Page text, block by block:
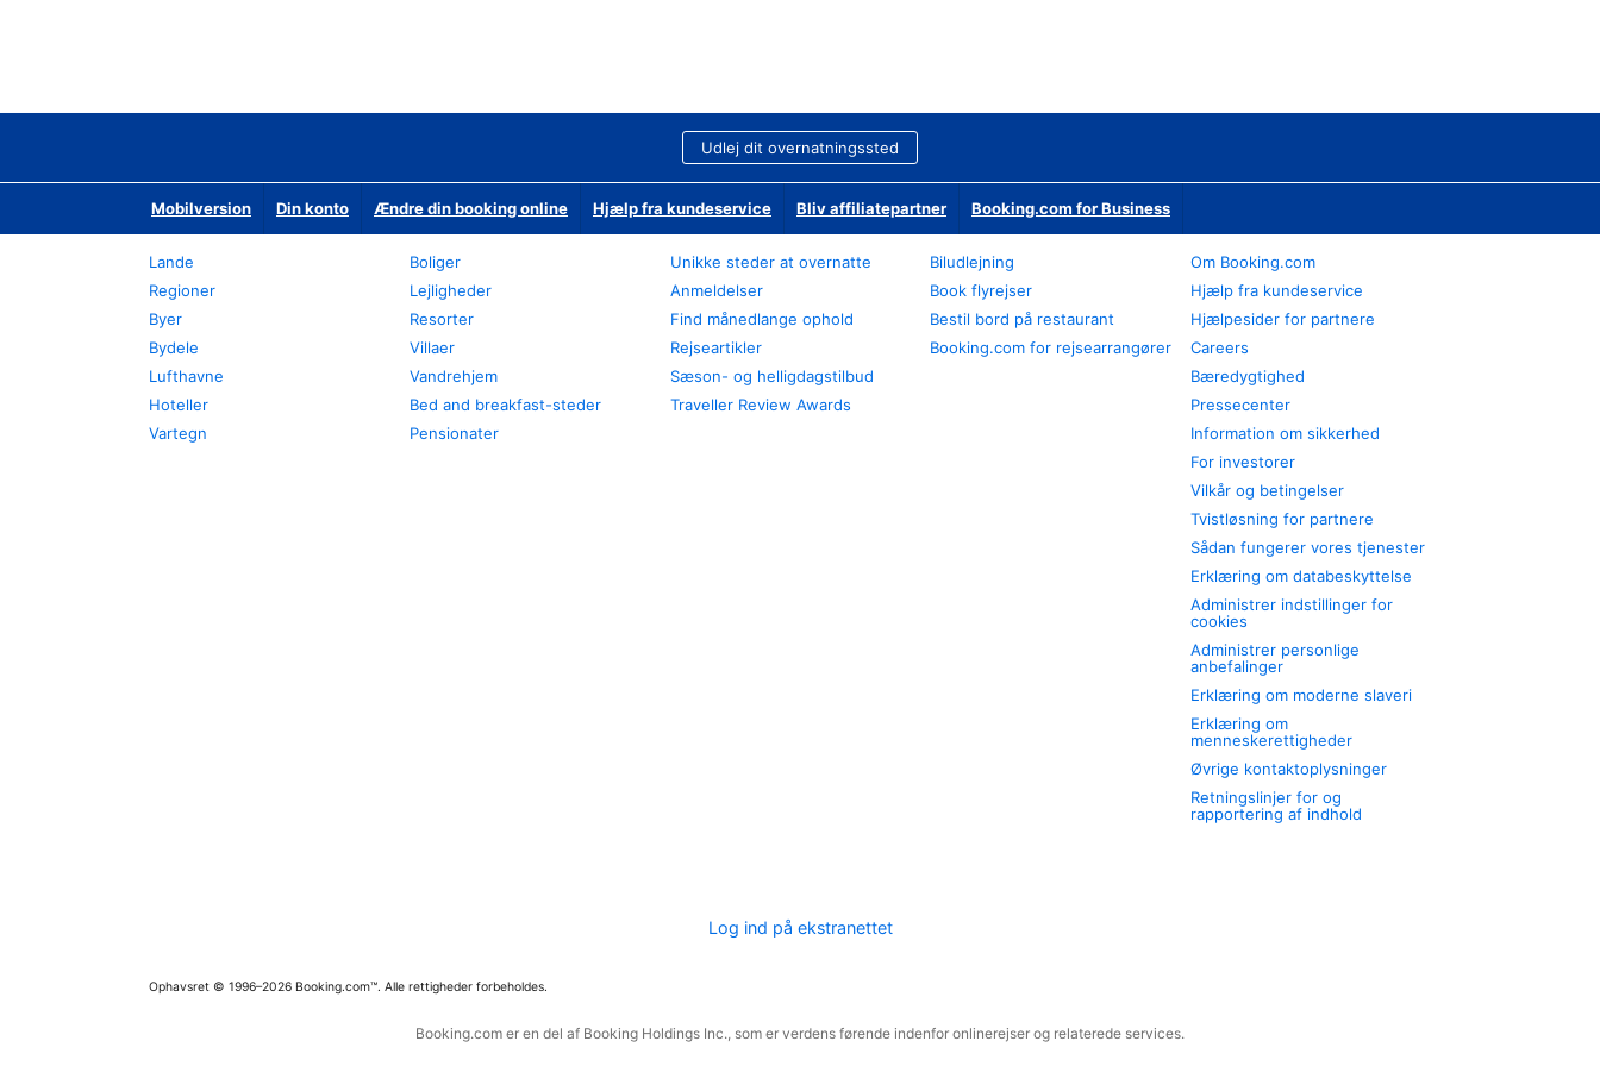
Udlej dit overnatningssted
Mobilversion Din konto Ændre din booking online Hjælp fra kundeservice Bliv affiliatepartner Booking.com for Business
Lande
Regioner
Byer
Bydele
Lufthavne
Hoteller
Vartegn
Boliger
Lejligheder
Resorter
Villaer
Vandrehjem
Bed and breakfast-steder
Pensionater
Unikke steder at overnatte
Anmeldelser
Find månedlange ophold
Rejseartikler
Sæson- og helligdagstilbud
Traveller Review Awards
Biludlejning
Book flyrejser
Bestil bord på restaurant
Booking.com for rejsearrangører
Om Booking.com
Hjælp fra kundeservice
Hjælpesider for partnere
Careers
Bæredygtighed
Pressecenter
Information om sikkerhed
For investorer
Vilkår og betingelser
Tvistløsning for partnere
Sådan fungerer vores tjenester
Erklæring om databeskyttelse
Administrer indstillinger for
cookies
Administrer personlige
anbefalinger
Erklæring om moderne slaveri
Erklæring om
menneskerettigheder
Øvrige kontaktoplysninger
Retningslinjer for og
rapportering af indhold
Log ind på ekstranettet
Ophavsret © 1996–2026 Booking.com™. Alle rettigheder forbeholdes.
Booking.com er en del af Booking Holdings Inc., som er verdens førende indenfor onlinerejser og relaterede services.